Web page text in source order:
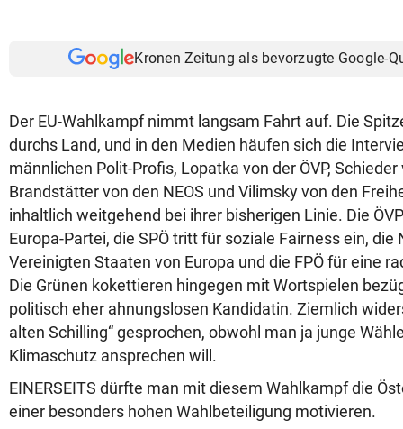
Kronen Zeitung als bevorzugte Google-
Der EU-Wahlkampf nimmt langsam Fahrt auf. Die
durchs Land, und in den Medien häufen sich die
männlichen Polit-Profis, Lopatka von der ÖVP, Schieder
Brandstätter von den NEOS und Vilimsky von den
inhaltlich weitgehend bei ihrer bisherigen Linie. Die
Europa-Partei, die SPÖ tritt für soziale Fairness ein, die
Vereinigten Staaten von Europa und die FPÖ für eine
Die Grünen kokettieren hingegen mit Wortspielen
politisch eher ahnungslosen Kandidatin. Ziemlich
alten Schilling“ gesprochen, obwohl man ja junge
Klimaschutz ansprechen will.
EINERSEITS dürfte man mit diesem Wahlkampf die
einer besonders hohen Wahlbeteiligung motivieren.